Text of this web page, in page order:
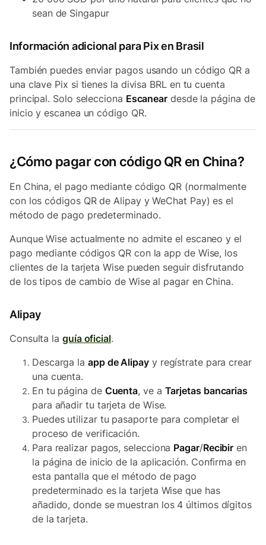
sean de Singapur
Información adicional para Pix en Brasil
También puedes enviar pagos usando un código QR a
una clave Pix si tienes la divisa BRL en tu cuenta
principal. Solo selecciona Escanear desde la página de
inicio y escanea un código QR.
¿Cómo pagar con código QR en China?
En China, el pago mediante código QR (normalmente
con los códigos QR de Alipay y WeChat Pay) es el
método de pago predeterminado.
Aunque Wise actualmente no admite el escaneo y el
pago mediante códigos QR con la app de Wise, los
clientes de la tarjeta Wise pueden seguir disfrutando
de los tipos de cambio de Wise al pagar en China.
Alipay
Consulta la guía oficial.
Descarga la app de Alipayy regístrate para crear
una cuenta.
En tu página de Cuenta, ve a Tarjetas bancarias
para añadir tu tarjeta de Wise.
Puedes utilizar tu pasaporte para completar el
proceso de verificación.
Para realizar pagos, selecciona Pagar/Recibir en
la página de inicio de la aplicación. Confirma en
esta pantalla que el método de pago
predeterminado es la tarjeta Wise que has
añadido, donde se muestran los 4 últimos dígitos
de la tarjeta.